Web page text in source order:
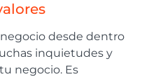
desde dentro
inquietudes y
negocio. Es